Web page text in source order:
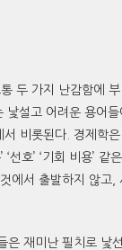
두 가지 난감함에 부
낯설고 어려운 용어
비롯된다. 경제학
‘선호’ ‘기회 비용’
에서 출발하지 않고
재미난 필치로 낯